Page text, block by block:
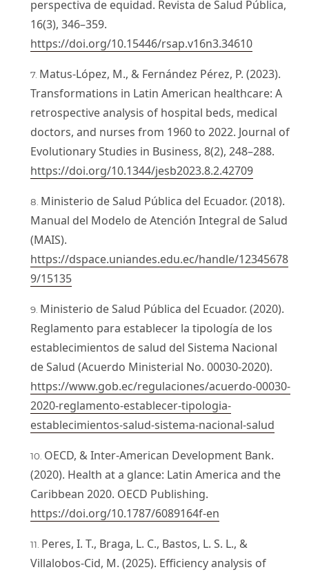
perspectiva de equidad. Revista de Salud Pública,
16(3), 346–359.
https://doi.org/10.15446/rsap.v16n3.34610
Matus-López, M., & Fernández Pérez, P. (2023).
Transformations in Latin American healthcare: A
retrospective analysis of hospital beds, medical
doctors, and nurses from 1960 to 2022. Journal of
Evolutionary Studies in Business, 8(2), 248–288.
https://doi.org/10.1344/jesb2023.8.2.42709
Ministerio de Salud Pública del Ecuador. (2018).
Manual del Modelo de Atención Integral de Salud
(MAIS).
https://dspace.uniandes.edu.ec/handle/12345678
9/15135
Ministerio de Salud Pública del Ecuador. (2020).
Reglamento para establecer la tipología de los
establecimientos de salud del Sistema Nacional
de Salud (Acuerdo Ministerial No. 00030-2020).
https://www.gob.ec/regulaciones/acuerdo-00030-
2020-reglamento-establecer-tipologia-
establecimientos-salud-sistema-nacional-salud
OECD, & Inter-American Development Bank.
(2020). Health at a glance: Latin America and the
Caribbean 2020. OECD Publishing.
https://doi.org/10.1787/6089164f-en
Peres, I. T., Braga, L. C., Bastos, L. S. L., &
Villalobos-Cid, M. (2025). Efficiency analysis of